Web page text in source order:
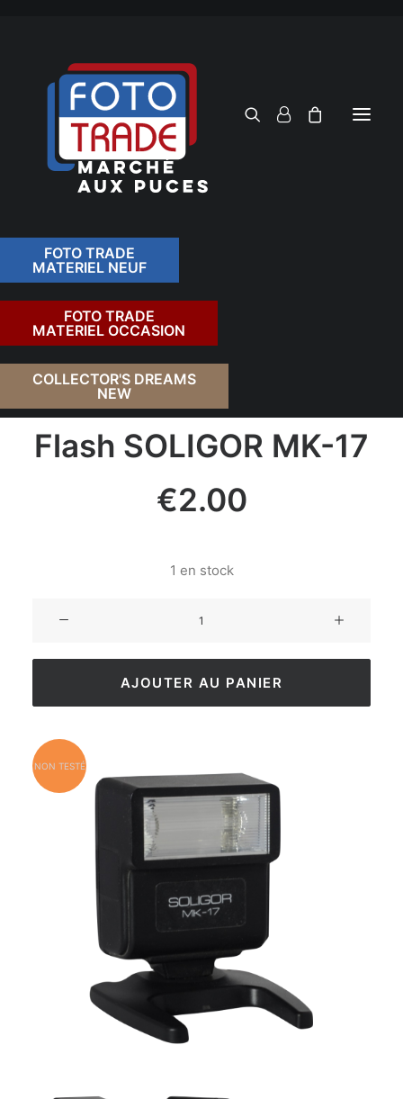
FOTO TRADE
MATERIEL NEUF
FOTO TRADE
MATERIEL OCCASION
COLLECTOR'S DREAMS
NEW
RETOUR
Flash SOLIGOR MK-17
€2.00
1 en stock
AJOUTER AU PANIER
NON TESTÉ